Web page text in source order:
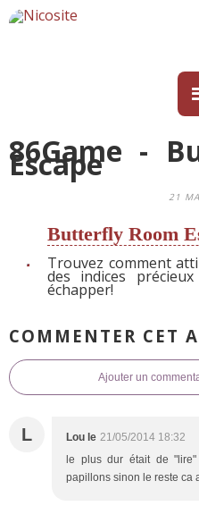
86Game -
Escape
21
Butterfly Room
Trouvez comment
des indices
échapper!
COMMENTER CET
Ajouter un
L Lou le 21/05/2014 18:32
le plus dur était de
papillons sinon le reste ca